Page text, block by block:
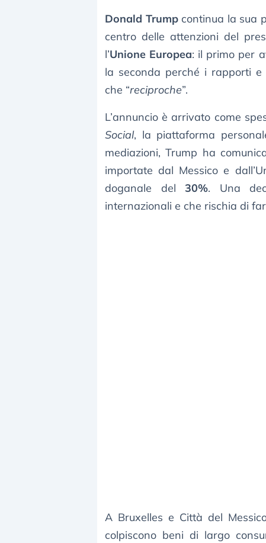
Donald Trumpcontinua la sua
centro delle attenzioni del
l’Unione Europea: il primo per
la seconda perché i rapporti e
che “reciproche”.
L’annuncio è arrivato come
Social, la piattaforma
mediazioni, Trump ha
importate dal Messico e
doganale del30%. Una
internazionali e che rischia di
A Bruxelles e Città del
colpiscono beni di largo